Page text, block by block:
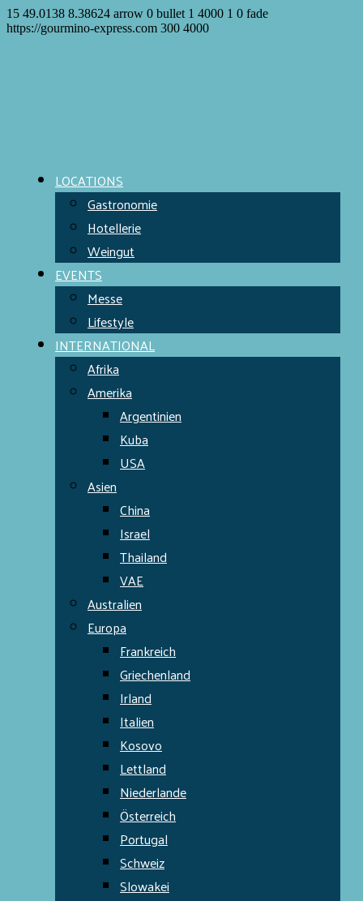
15 49.0138 8.38624 arrow 0 bullet 1 4000 1 0 fade
https://gourmino-express.com 300 4000
LOCATIONS
Gastronomie
Hotellerie
Weingut
EVENTS
Messe
Lifestyle
INTERNATIONAL
Afrika
Amerika
Argentinien
Kuba
USA
Asien
China
Israel
Thailand
VAE
Australien
Europa
Frankreich
Griechenland
Irland
Italien
Kosovo
Lettland
Niederlande
Österreich
Portugal
Schweiz
Slowakei